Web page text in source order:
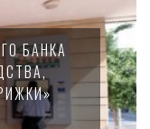
БАНКА